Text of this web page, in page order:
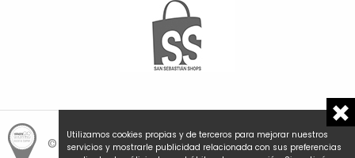
Utilizamos cookies propias y de terceros para mejorar nuestros
servicios y mostrarle publicidad relacionada con sus preferencias
© Hemengo Shopping.Local is better.